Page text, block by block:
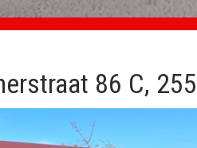
86 C,